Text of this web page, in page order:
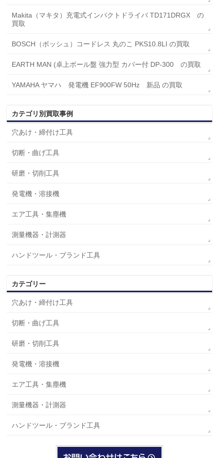
Makita（マキタ）充電式インパクトドライバ TD171DRGX の
買取
BOSCH（ボッシュ）コードレス 丸のこ PKS10.8LI の買取
EARTH MAN (卓上ボール盤 強力型 カバー付 DP-300 の買取
YAMAHA ヤマハ 発電機 EF900FW 50Hz 新品 の買取
カテゴリ別買取事例
穴あけ・締付け工具
切断・曲げ工具
研磨・切削工具
発電機・溶接機
エア工具・集塵機
測量機器・計測器
ハンドツール・ブランド工具
カテゴリー
穴あけ・締付け工具
切断・曲げ工具
研磨・切削工具
発電機・溶接機
エア工具・集塵機
測量機器・計測器
ハンドツール・ブランド工具